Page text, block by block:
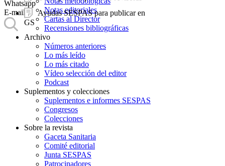
Ayudas SESPAS para publicar en
GS
Whatsapp
E-mail
Notas editoriales
Cartas al Director
Recensiones bibliográficas
Archivo
Números anteriores
Lo más leído
Lo más citado
Vídeo selección del editor
Podcast
Suplementos y colecciones
Suplementos e informes SESPAS
Congresos
Colecciones
Sobre la revista
Gaceta Sanitaria
Comité editorial
Junta SESPAS
Patrocinadores